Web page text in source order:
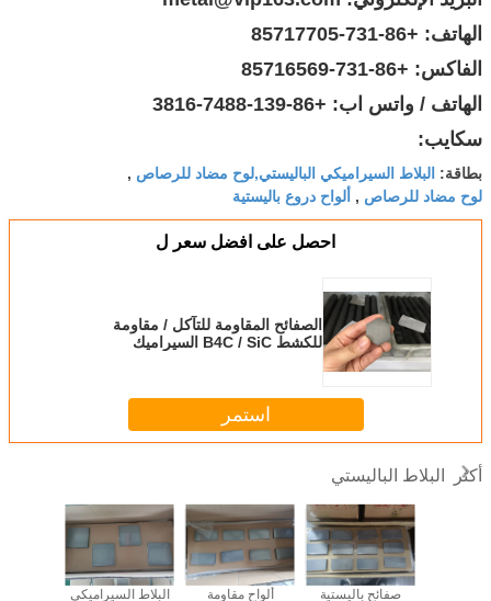
الهاتف: +86-731-85717705
الفاكس: +86-731-85716569
الهاتف / واتس اب: +86-139-7488-3816
سكايب:
بطاقة: البلاط السيراميكي الباليستي,لوح مضاد للرصاص ,
لوح مضاد للرصاص , ألواح دروع باليستية
احصل على افضل سعر ل
الصفائح المقاومة للتآكل / مقاومة
للكشط B4C / SiC السيراميك
استمر
أكثر البلاط الباليستي
البلاط السيراميكي ألواح مقاومة صفائح باليستية